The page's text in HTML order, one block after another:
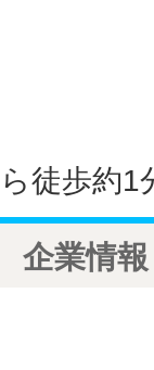
徒歩約1
企業情報